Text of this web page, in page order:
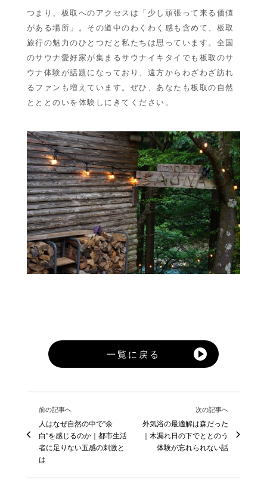
つまり、板取へのアクセスは「少し頑張って来る価値
がある場所」。その道中のわくわく感も含めて、板取
旅行の魅力のひとつだと私たちは思っています。全国
のサウナ愛好家が集まるサウナイキタイ でも板取のサ
ウナ体験が話題になっており、遠方からわざわざ訪れ
るファンも増えています。ぜひ、あなたも板取の自然
とととのいを体験しにきてください。
一覧に戻る
前の記事へ
人はなぜ自然の中で”余
白”を感じるのか｜都市生活
者に足りない五感の刺激と
は
次の記事へ
外気浴の最適解は森だった
｜木漏れ日の下でととのう
体験が忘れられない話